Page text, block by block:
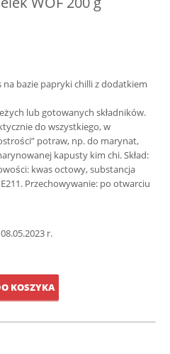
bazie papryki chilli z dodatkiem
lub gotowanych składników.
do wszystkiego, w
potraw, np. do marynat,
kapusty kim chi. Skład:
kwas octowy, substancja
Przechowywanie: po otwarciu
r.
KOSZYKA